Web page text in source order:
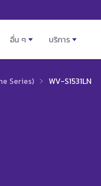
อื่น ๆ บริการ
Series) WV-S1531LN